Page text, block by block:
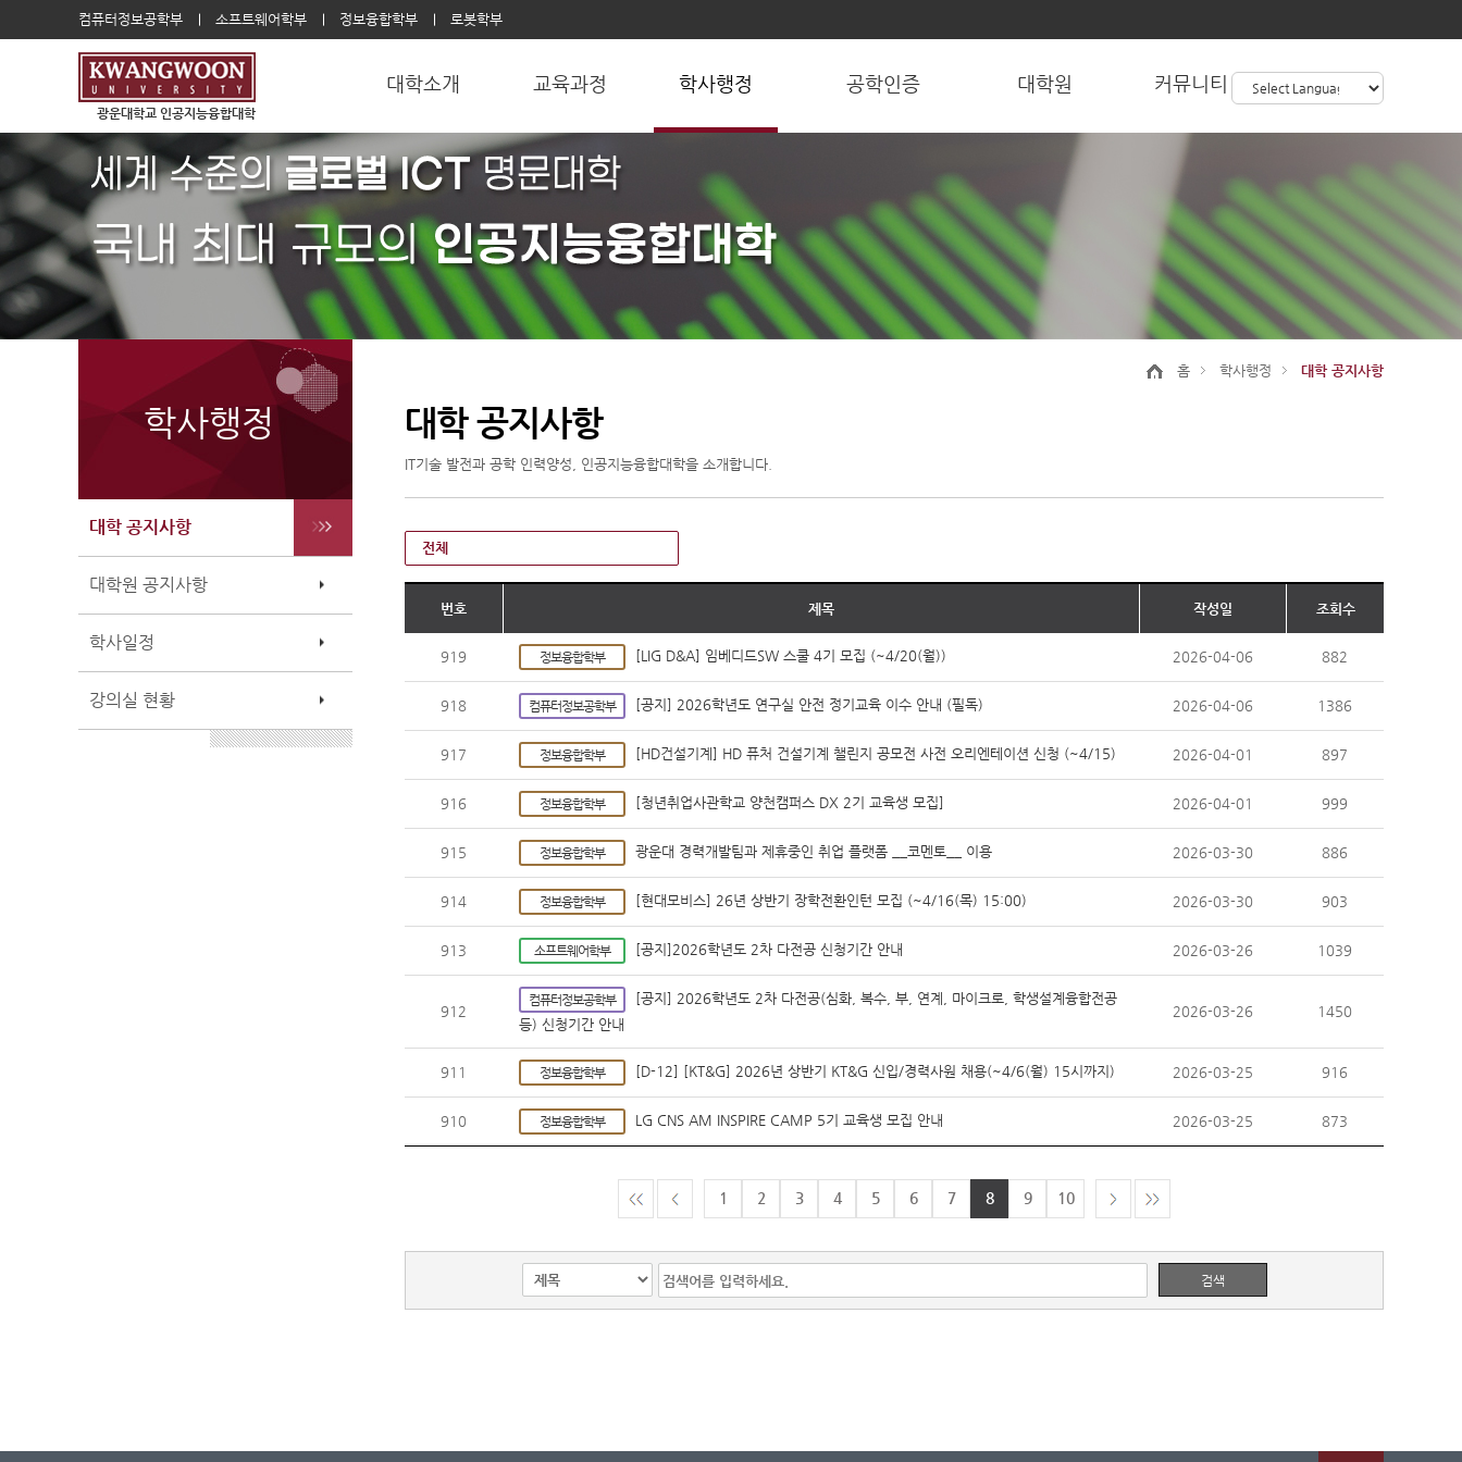
컴퓨터정보공학부 소프트웨어학부 정보융합학부 로봇학부
광운대학교 인공지능융합대학
대학소개 교육과정 학사행정 공학인증 대학원 커뮤니티
학사행정
대학 공지사항
대학원 공지사항
학사일정
강의실 현황
홈 학사행정 대학 공지사항
대학 공지사항
IT기술 발전과 공학 인력양성, 인공지능융합대학을 소개합니다.
전체
번호 제목 작성일 조회수
919 정보융합학부 [LIG D&A] 임베디드SW 스쿨 4기 모집 (~4/20(월)) 2026-04-06 882
918 컴퓨터정보공학부 [공지] 2026학년도 연구실 안전 정기교육 이수 안내 (필독) 2026-04-06 1386
917 정보융합학부 [HD건설기계] HD 퓨처 건설기계 챌린지 공모전 사전 오리엔테이션 신청 (~4/15) 2026-04-01 897
916 정보융합학부 [청년취업사관학교 양천캠퍼스 DX 2기 교육생 모집] 2026-04-01 999
915 정보융합학부 광운대 경력개발팀과 제휴중인 취업 플랫폼 __코멘토__ 이용 2026-03-30 886
914 정보융합학부 [현대모비스] 26년 상반기 장학전환인턴 모집 (~4/16(목) 15:00) 2026-03-30 903
913 소프트웨어학부 [공지]2026학년도 2차 다전공 신청기간 안내 2026-03-26 1039
912
컴퓨터정보공학부
[공지] 2026학년도 2차 다전공(심화, 복수, 부, 연계, 마이크로, 학생설계융합전공
등) 신청기간 안내
2026-03-26 1450
911 정보융합학부 [D-12] [KT&G] 2026년 상반기 KT&G 신입/경력사원 채용(~4/6(월) 15시까지) 2026-03-25 916
910 정보융합학부 LG CNS AM INSPIRE CAMP 5기 교육생 모집 안내 2026-03-25 873
1 2 3 4 5 6 7 8 9 10